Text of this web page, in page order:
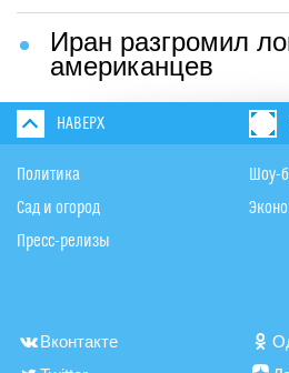
Иран разгромил
американцев
НАВЕРХ
Политика
Сад и огород
Пресс-релизы
Шоу-
Вконтакте